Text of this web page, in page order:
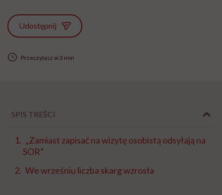
Udostępnij
Przeczytasz w 3 min
SPIS TREŚCI
„Zamiast zapisać na wizytę osobistą odsyłają na
SOR”
We wrześniu liczba skarg wzrosła